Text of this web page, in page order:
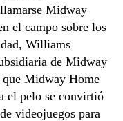
Midway
el campo sobre los
Williams
de Midway
que Midway Home
el pelo se convirtió
videojuegos para